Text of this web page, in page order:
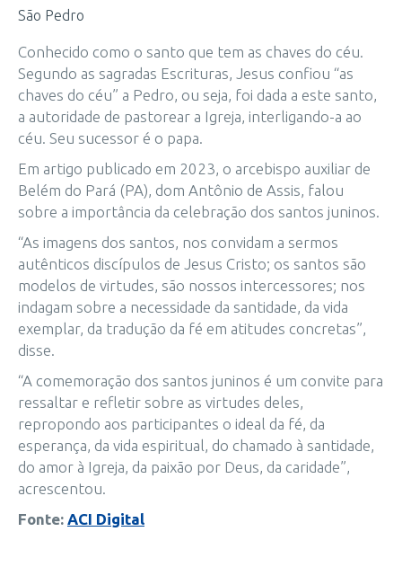
São Pedro
Conhecido como o santo que tem as chaves do céu.
Segundo as sagradas Escrituras, Jesus confiou “as
chaves do céu” a Pedro, ou seja, foi dada a este santo,
a autoridade de pastorear a Igreja, interligando-a ao
céu. Seu sucessor é o papa.
Em artigo publicado em 2023, o arcebispo auxiliar de
Belém do Pará (PA), dom Antônio de Assis, falou
sobre a importância da celebração dos santos juninos.
“As imagens dos santos, nos convidam a sermos
autênticos discípulos de Jesus Cristo; os santos são
modelos de virtudes, são nossos intercessores; nos
indagam sobre a necessidade da santidade, da vida
exemplar, da tradução da fé em atitudes concretas”,
disse.
“A comemoração dos santos juninos é um convite para
ressaltar e refletir sobre as virtudes deles,
repropondo aos participantes o ideal da fé, da
esperança, da vida espiritual, do chamado à santidade,
do amor à Igreja, da paixão por Deus, da caridade”,
acrescentou.
Fonte: ACI Digital